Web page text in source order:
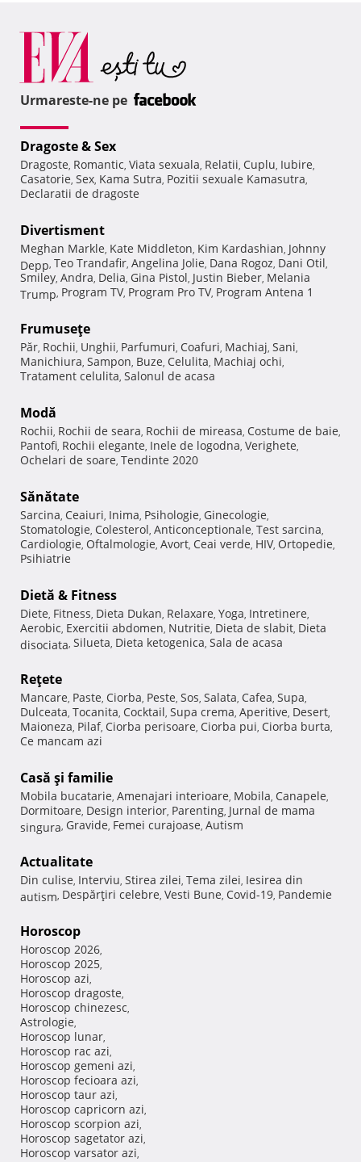
Urmareste-ne pe
Dragoste & Sex
Dragoste, Romantic, Viata sexuala, Relatii, Cuplu, Iubire,
Casatorie, Sex, Kama Sutra, Pozitii sexuale Kamasutra,
Declaratii de dragoste
Divertisment
Meghan Markle, Kate Middleton, Kim Kardashian, Johnny
Depp, Teo Trandafir, Angelina Jolie, Dana Rogoz, Dani Otil,
Smiley, Andra, Delia, Gina Pistol, Justin Bieber, Melania
Trump, Program TV, Program Pro TV, Program Antena 1
Frumuseţe
Păr, Rochii, Unghii, Parfumuri, Coafuri, Machiaj, Sani,
Manichiura, Sampon, Buze, Celulita, Machiaj ochi,
Tratament celulita, Salonul de acasa
Modă
Rochii, Rochii de seara, Rochii de mireasa, Costume de baie,
Pantofi, Rochii elegante, Inele de logodna, Verighete,
Ochelari de soare, Tendinte 2020
Sănătate
Sarcina, Ceaiuri, Inima, Psihologie, Ginecologie,
Stomatologie, Colesterol, Anticonceptionale, Test sarcina,
Cardiologie, Oftalmologie, Avort, Ceai verde, HIV, Ortopedie,
Psihiatrie
Dietă & Fitness
Diete, Fitness, Dieta Dukan, Relaxare, Yoga, Intretinere,
Aerobic, Exercitii abdomen, Nutritie, Dieta de slabit, Dieta
disociata, Silueta, Dieta ketogenica, Sala de acasa
Reţete
Mancare, Paste, Ciorba, Peste, Sos, Salata, Cafea, Supa,
Dulceata, Tocanita, Cocktail, Supa crema, Aperitive, Desert,
Maioneza, Pilaf, Ciorba perisoare, Ciorba pui, Ciorba burta,
Ce mancam azi
Casă şi familie
Mobila bucatarie, Amenajari interioare, Mobila, Canapele,
Dormitoare, Design interior, Parenting, Jurnal de mama
singura, Gravide, Femei curajoase, Autism
Actualitate
Din culise, Interviu, Stirea zilei, Tema zilei, Iesirea din
autism, Despărţiri celebre, Vesti Bune, Covid-19, Pandemie
Horoscop
Horoscop 2026,
Horoscop 2025,
Horoscop azi,
Horoscop dragoste,
Horoscop chinezesc,
Astrologie,
Horoscop lunar,
Horoscop rac azi,
Horoscop gemeni azi,
Horoscop fecioara azi,
Horoscop taur azi,
Horoscop capricorn azi,
Horoscop scorpion azi,
Horoscop sagetator azi,
Horoscop varsator azi,